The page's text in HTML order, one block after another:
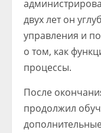
двух лет он
управления и
о том, как
процессы.
После
продолжил